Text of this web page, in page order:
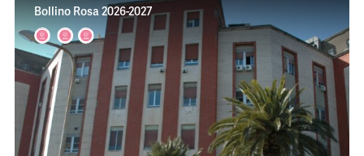
FAQ
CHI SIAMO
Bollino Rosa 2026-2027